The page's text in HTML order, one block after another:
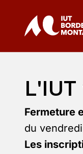
Fermeture
du
Les